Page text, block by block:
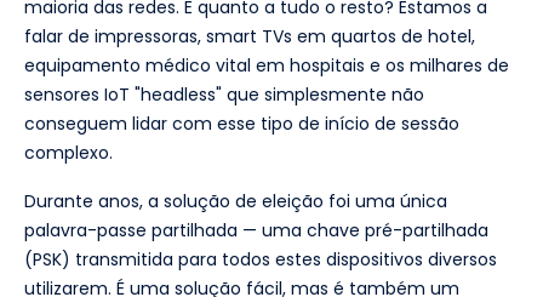
maioria das redes. E quanto a tudo o resto? Estamos a
falar de impressoras, smart TVs em quartos de hotel,
equipamento médico vital em hospitais e os milhares de
sensores IoT "headless" que simplesmente não
conseguem lidar com esse tipo de início de sessão
complexo.
Durante anos, a solução de eleição foi uma única
palavra-passe partilhada — uma chave pré-partilhada
(PSK) transmitida para todos estes dispositivos diversos
utilizarem. É uma solução fácil, mas é também um